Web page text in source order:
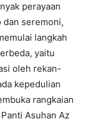
perayaan
seremoni,
langkah
yaitu
oleh rekan-
kepedulian
rangkaian
Asuhan Az